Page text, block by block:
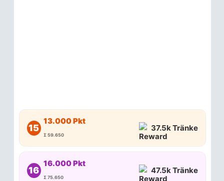
15
13.000 Pkt
Σ 59.650
37.5k Tränke
16
16.000 Pkt
Σ 75.650
47.5k Tränke